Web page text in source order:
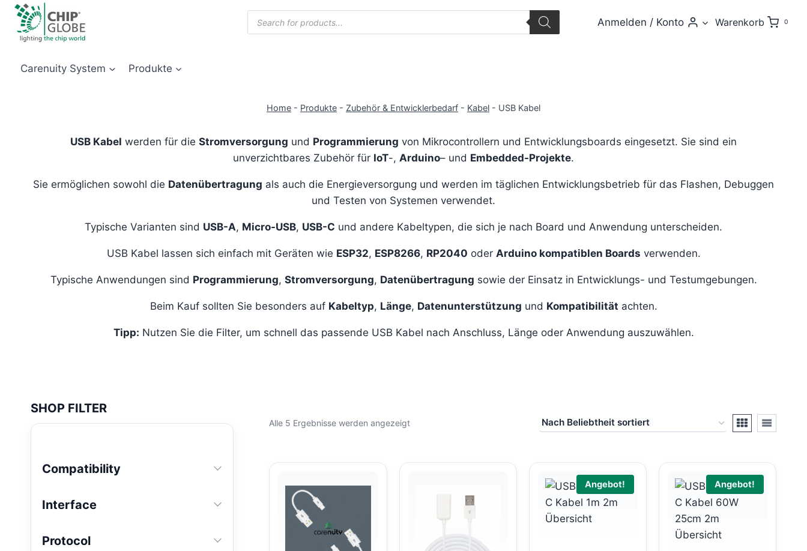
Zum
Inhalt
springen
Products
search
Anmelden / Konto Warenkorb 0
Carenuity System Produkte
Home - Produkte - Zubehör & Entwicklerbedarf - Kabel - USB Kabel
USB Kabel werden für die Stromversorgung und Programmierung von Mikrocontrollern und Entwicklungsboards eingesetzt. Sie sind ein
unverzichtbares Zubehör für IoT-, Arduino– und Embedded-Projekte.
Sie ermöglichen sowohl die Datenübertragung als auch die Energieversorgung und werden im täglichen Entwicklungsbetrieb für das Flashen, Debuggen
und Testen von Systemen verwendet.
Typische Varianten sind USB-A, Micro-USB, USB-C und andere Kabeltypen, die sich je nach Board und Anwendung unterscheiden.
USB Kabel lassen sich einfach mit Geräten wie ESP32, ESP8266, RP2040 oder Arduino kompatiblen Boards verwenden.
Typische Anwendungen sind Programmierung, Stromversorgung, Datenübertragung sowie der Einsatz in Entwicklungs- und Testumgebungen.
Beim Kauf sollten Sie besonders auf Kabeltyp, Länge, Datenunterstützung und Kompatibilität achten.
Tipp: Nutzen Sie die Filter, um schnell das passende USB Kabel nach Anschluss, Länge oder Anwendung auszuwählen.
Alle 5 Ergebnisse werden angezeigtNach
Angebot! Angebot!
SHOP FILTER
Compatibility
Interface
Protocol